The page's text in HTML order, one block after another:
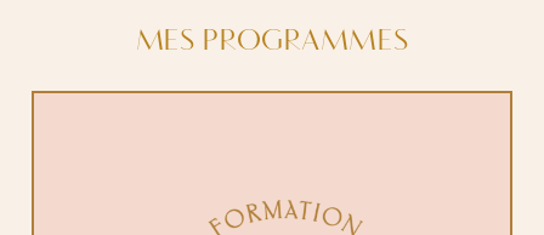
MES PROGRAMMES